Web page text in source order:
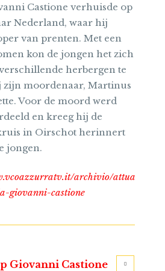
Castione verhuisde op
Nederland, waar hij
van prenten. Met een
kon de jongen het zich
herbergen te
zijn moordenaar, Martinus
Voor de moord werd
en kreeg hij de
in Oirschot herinnert
jongen.
archivio/attualita/
giovanni-castione
Giovanni Castione